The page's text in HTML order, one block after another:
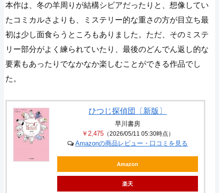
本作は、冬の羊周りが結構シビアだったりと、想像してい
たコミカルさよりも、ミステリー的な重さの方が目立ち最
初は少し面食らうところもありました。ただ、そのミステ
リー部分がよく練られていたり、最後のどんでん返し的な
要素もあったりでなかなか楽しむことができる作品でし
た。
ひつじ探偵団〔新版〕
早川書房
￥2,475（2026/05/11 05:30時点）
Amazonの商品レビュー・口コミを見る
Amazon
楽天